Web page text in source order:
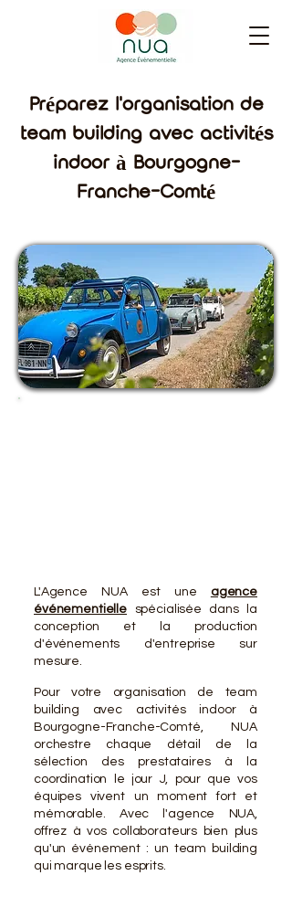
Préparez l'organisation de
team building avec activités
indoor à Bourgogne-
Franche-Comté
L'Agence NUA est une agence
événementielle
spécialisée dans la
conception et la production
d'événements d'entreprise sur
mesure.
Pour votre organisation de team
building avec activités indoor à
Bourgogne-Franche-Comté, NUA
orchestre chaque détail de la
sélection des prestataires à la
coordination le jour J, pour que vos
équipes vivent un moment fort et
mémorable. Avec l'agence NUA,
offrez à vos collaborateurs bien plus
qu'un événement : un team building
qui marque les esprits.